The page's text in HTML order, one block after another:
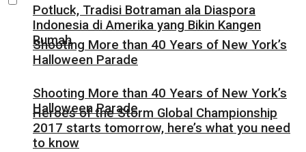
Shooting More than 40 Years of New York’s
Halloween Parade
Heroes of the Storm Global Championship
2017 starts tomorrow, here’s what you need
to know
Potluck, Tradisi Botraman ala Diaspora
Indonesia di Amerika yang Bikin Kangen
Rumah
Shooting More than 40 Years of New York’s
Halloween Parade